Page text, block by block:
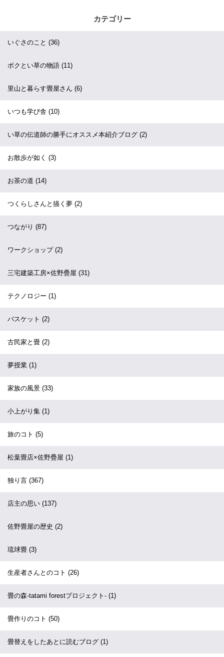
カテゴリー
いぐさのこと (36)
ボクとい草の物語 (11)
里山と暮らす畳屋さん (6)
いつも学び舎 (10)
い草の伝道師の勝手にオススメ本紹介ブログ (2)
お散歩が如く (3)
お茶の道 (14)
つくらしさんと描く夢 (2)
つながり (87)
ワークショップ (2)
三宅建築工房×佐野疊屋 (31)
テクノロジー (1)
バスケット (2)
古民家と畳 (2)
夢授業 (1)
家族の風景 (33)
小上がり集 (1)
旅のコト (5)
松葉畳店×佐野疊屋 (1)
独り言 (367)
店主の思い (137)
佐野畳屋の歴史 (2)
琉球畳 (3)
生産者さんとのコト (26)
畳の森-tatami forestプロジェクト- (1)
畳作りのコト (50)
畳替えをしたあとに読むブログ (1)